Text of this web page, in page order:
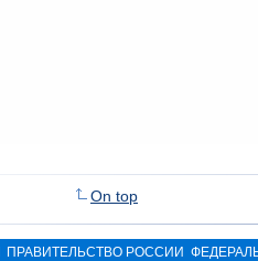
On top
ПРАВИТЕЛЬСТВО РОССИИ